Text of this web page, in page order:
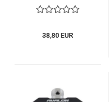
38,80 EUR